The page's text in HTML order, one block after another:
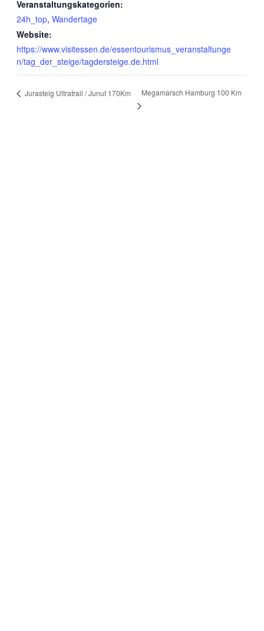
Veranstaltungskategorien:
24h_top, Wandertage
Website:
https://www.visitessen.de/essentourismus_veranstaltunge
n/tag_der_steige/tagdersteige.de.html
Jurasteig Ultratrail / Junut 170Km Megamarsch Hamburg 100 Km